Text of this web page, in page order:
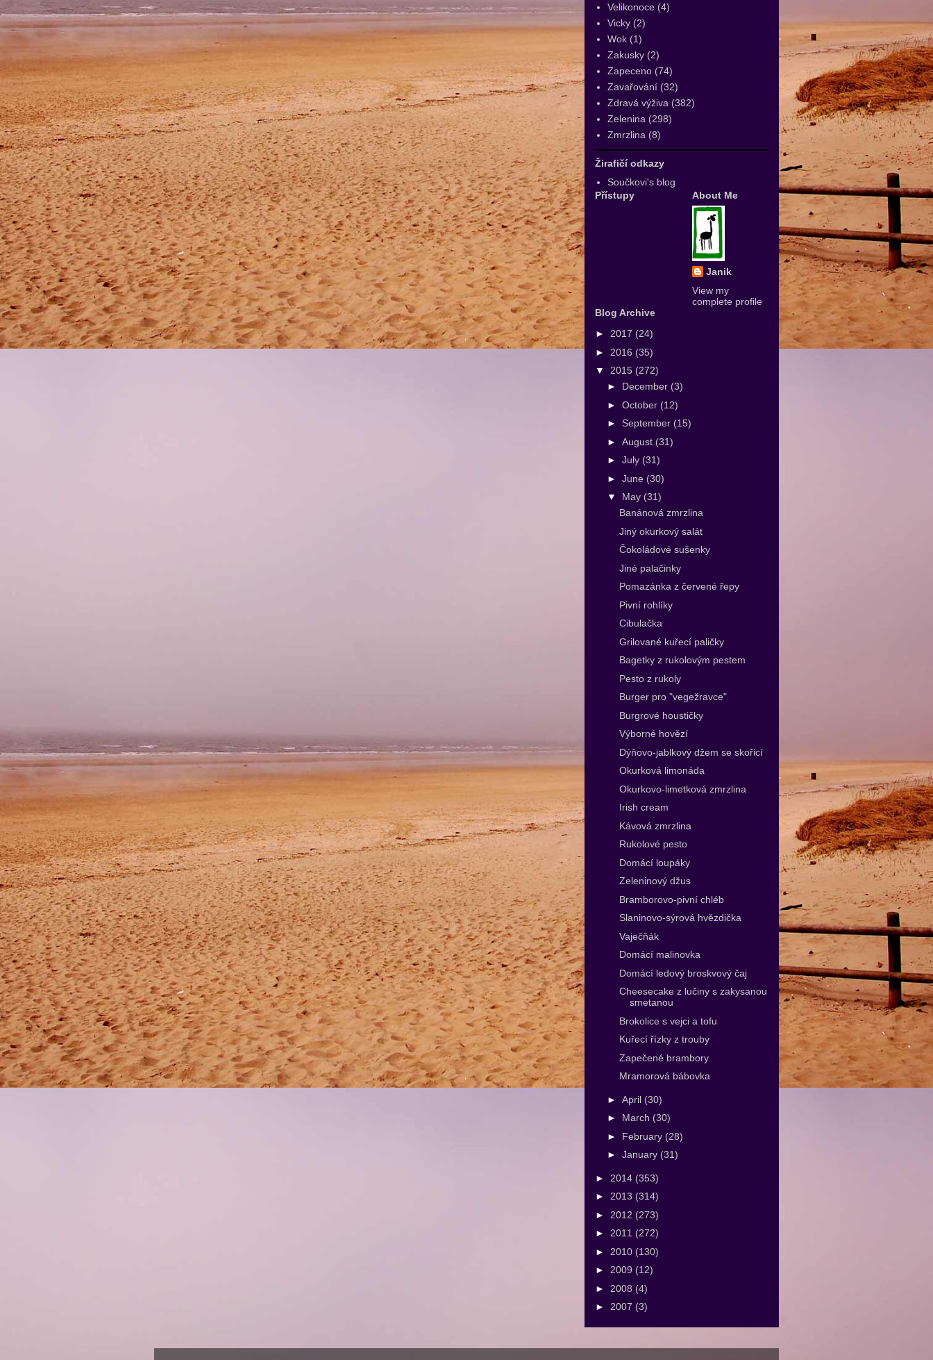
Velikonoce (4)
Vicky (2)
Wok (1)
Zakusky (2)
Zapeceno (74)
Zavařování (32)
Zdravá výživa (382)
Zelenina (298)
Zmrzlina (8)
Žirafičí odkazy
Součkovi's blog
Přístupy
About Me
Janik
View my
complete profile
Blog Archive
► 2017 (24)
► 2016 (35)
▼ 2015 (272)
► December (3)
► October (12)
► September (15)
► August (31)
► July (31)
► June (30)
▼ May (31)
Banánová zmrzlina
Jiný okurkový salát
Čokoládové sušenky
Jiné palačinky
Pomazánka z červené řepy
Pivní rohlíky
Cibulačka
Grilované kuřecí paličky
Bagetky z rukolovým pestem
Pesto z rukoly
Burger pro "vegežravce"
Burgrové houstičky
Výborné hovězí
Dýňovo-jablkový džem se skořicí
Okurková limonáda
Okurkovo-limetková zmrzlina
Irish cream
Kávová zmrzlina
Rukolové pesto
Domácí loupáky
Zeleninový džus
Bramborovo-pivní chléb
Slaninovo-sýrová hvězdička
Vaječňák
Domácí malinovka
Domácí ledový broskvový čaj
Cheesecake z lučiny s zakysanou
smetanou
Brokolice s vejci a tofu
Kuřecí řízky z trouby
Zapečené brambory
Mramorová bábovka
► April (30)
► March (30)
► February (28)
► January (31)
► 2014 (353)
► 2013 (314)
► 2012 (273)
► 2011 (272)
► 2010 (130)
► 2009 (12)
► 2008 (4)
► 2007 (3)